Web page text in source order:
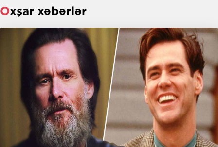
Oxşar xəbərlər